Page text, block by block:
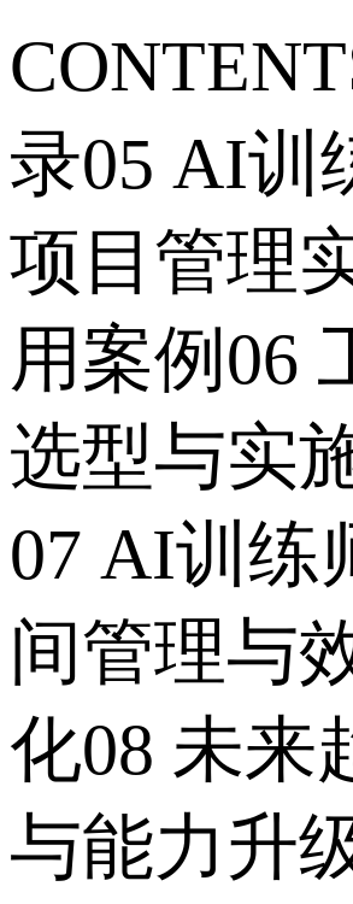
录05 AI训
项目管理
用案例06
选型与实
07 AI训练
间管理与
化08 未来
与能力升